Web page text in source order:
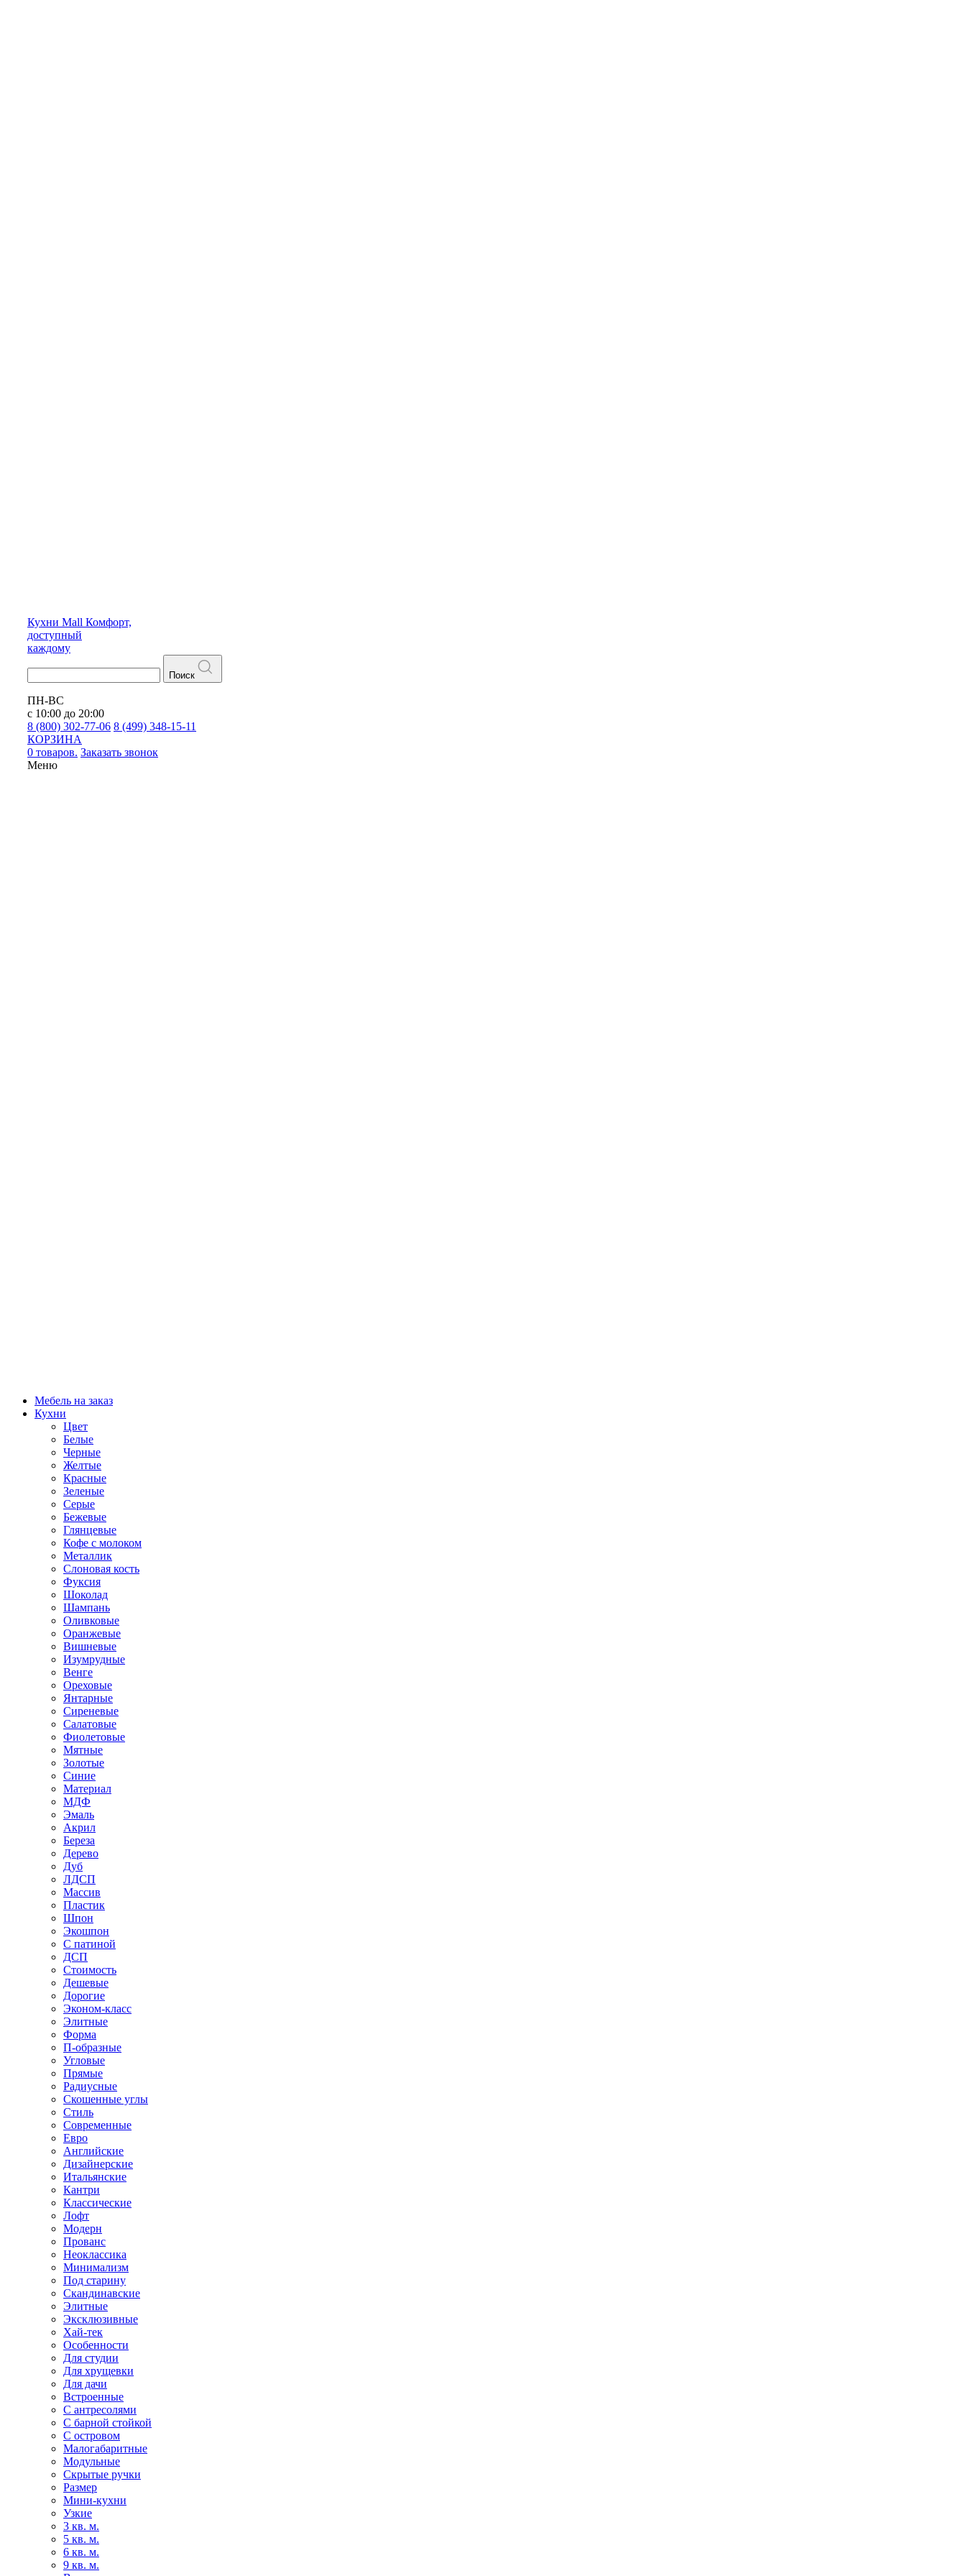
Кухни Mall Комфорт,
доступный
каждому
Поиск
ПН-ВС
с 10:00 до 20:00
8 (800) 302-77-06 8 (499) 348-15-11
КОРЗИНА
0 товаров. Заказать звонок
Меню
Мебель на заказ
Кухни
Цвет
Белые
Черные
Желтые
Красные
Зеленые
Серые
Бежевые
Глянцевые
Кофе с молоком
Металлик
Слоновая кость
Фуксия
Шоколад
Шампань
Оливковые
Оранжевые
Вишневые
Изумрудные
Венге
Ореховые
Янтарные
Сиреневые
Салатовые
Фиолетовые
Мятные
Золотые
Синие
Материал
МДФ
Эмаль
Акрил
Береза
Дерево
Дуб
ЛДСП
Массив
Пластик
Шпон
Экошпон
С патиной
ДСП
Стоимость
Дешевые
Дорогие
Эконом-класс
Элитные
Форма
П-образные
Угловые
Прямые
Радиусные
Скошенные углы
Стиль
Современные
Евро
Английские
Дизайнерские
Итальянские
Кантри
Классические
Лофт
Модерн
Прованс
Неоклассика
Минимализм
Под старину
Скандинавские
Элитные
Эксклюзивные
Хай-тек
Особенности
Для студии
Для хрущевки
Для дачи
Встроенные
С антресолями
С барной стойкой
С островом
Малогабаритные
Модульные
Скрытые ручки
Размер
Мини-кухни
Узкие
3 кв. м.
5 кв. м.
6 кв. м.
9 кв. м.